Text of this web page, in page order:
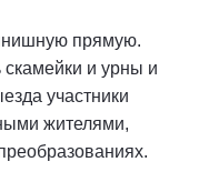
прямую.
скамейки и урны и
участники
жителями,